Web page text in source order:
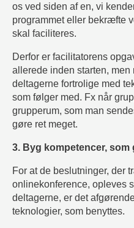
os ved siden af en, vi
programmet eller bekræfte
skal faciliteres.
Derfor er facilitatorens
allerede inden starten,
deltagerne fortrolige med
som følger med. Fx når
grupperum, som man
gøre ret meget.
3. Byg kompetencer, som
For at de beslutninger, der
onlinekonference, opleves
deltagerne, er det
teknologier, som benyttes.